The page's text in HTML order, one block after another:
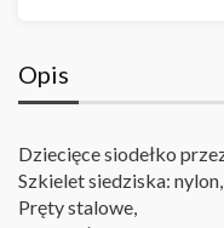
Opis
Dziecięce siodełko
Szkielet siedziska: nylon,
Pręty stalowe,